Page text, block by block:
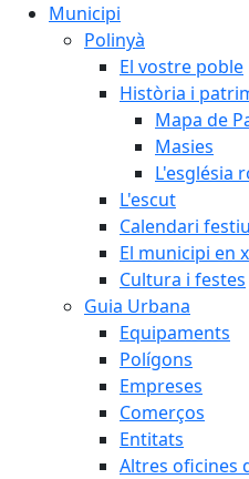
Municipi
Polinyà
El vostre poble
Història i
Mapa de
Masies
L'església
L'escut
Calendari festiu
El municipi en
Cultura i festes
Guia Urbana
Equipaments
Polígons
Empreses
Comerços
Entitats
Altres oficines